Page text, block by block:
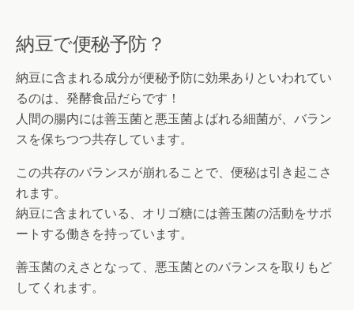
納豆で便秘予防？
納豆に含まれる成分が便秘予防に効果ありといわれてい
るのは、発酵食品だらです！
人間の腸内には善玉菌と悪玉菌よばれる細菌が、バラン
スを保ちつつ共存しています。
この共存のバランスが崩れることで、便秘は引き起こさ
れます。
納豆に含まれている、オリゴ糖には善玉菌の活動をサポ
ートする働きを持っています。
善玉菌のえさとなって、悪玉菌とのバランスを取りもど
してくれます。